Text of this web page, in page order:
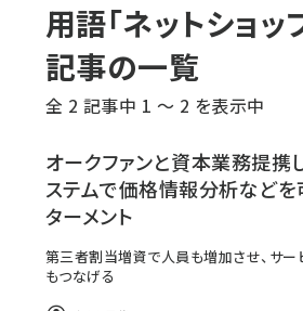
ン
く
ず
用語「ネットショ
記事の一覧
全 2 記事中 1 ～ 2 を表示中
オークファンと資本業務提携
ステムで価格情報分析などを
ターメント
第三者割当増資で人員も増加させ、サ
もつなげる